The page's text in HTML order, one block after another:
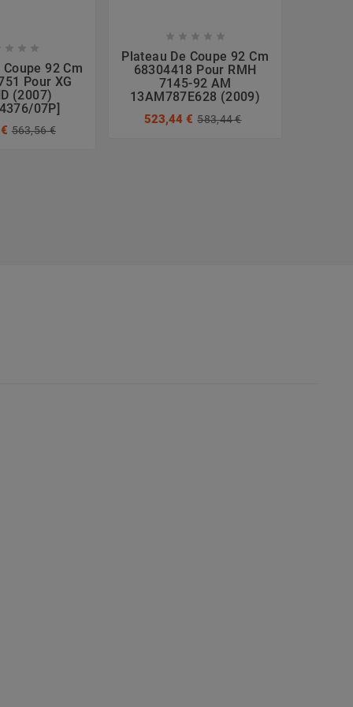
  
92 Cm
Pour XG
(2007)
07P]
563,56 €
    
Plateau De Coupe 92 Cm
68304418 Pour RMH
7145-92 AM
13AM787E628 (2009)
523,44 € 583,44 €